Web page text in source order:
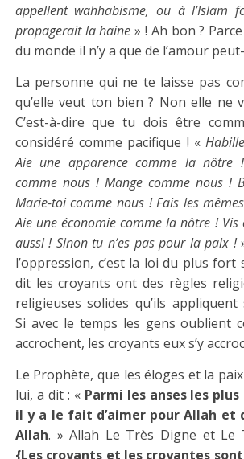
appellent wahhabisme, ou à l’Islam
propagerait la haine » ! Ah bon ?
du monde il n’y a que de l’amour
La personne qui ne te laisse pas
qu’elle veut ton bien ? Non elle ne
C’est-à-dire que tu dois être
considéré comme pacifique ! «
Aie une apparence comme la nôtre
comme nous ! Mange comme nous !
Marie-toi comme nous ! Fais les
Aie une économie comme la nôtre !
aussi ! Sinon tu n’es pas pour la paix !
l’oppression, c’est la loi du plus fort
dit les croyants ont des règles
religieuses solides qu’ils appliquent
Si avec le temps les gens oublient
accrochent, les croyants eux s’y
Le Prophète, que les éloges et la
lui, a dit : « Parmi les anses les
il y a le fait d’aimer pour Allah et
Allah. » Allah Le Très Digne et Le
{Les croyants et les croyantes